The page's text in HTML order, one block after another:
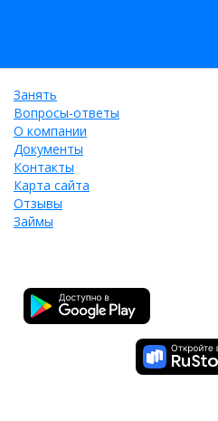
Занять
Вопросы-ответы
О компании
Документы
Контакты
Карта сайта
Отзывы
Займы